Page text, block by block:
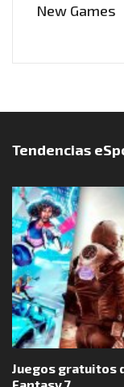
New Games
Tendencias
Juegos gratuitos